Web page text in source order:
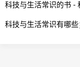
科技与生活常识的书 -
科技与生活常识有哪